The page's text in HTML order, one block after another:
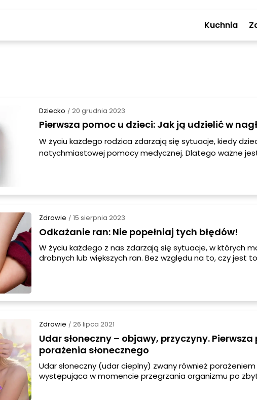
Kuchnia
Dziecko / 20 grudnia 2023
Pierwsza pomoc u dzieci: Jak ją udzielić w
W życiu każdego rodzica zdarzają się sytuacje, kiedy
natychmiastowej pomocy medycznej. Dlatego ważne
Zdrowie / 15 sierpnia 2023
Odkażanie ran: Nie popełniaj tych błędów!
W życiu każdego z nas zdarzają się sytuacje, w których
drobnych lub większych ran. Bez względu na to, czy jest
Zdrowie / 26 lipca 2021
Udar słoneczny – objawy, przyczyny.
porażenia słonecznego
Udar słoneczny (udar cieplny) zwany również
występująca w momencie przegrzania organizmu po